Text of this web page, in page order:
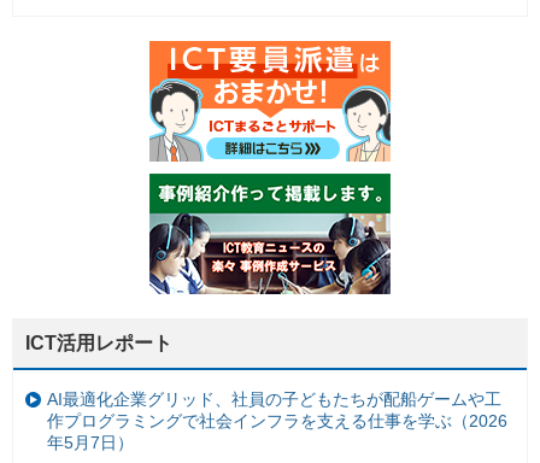
ICT活用レポート
AI最適化企業グリッド、社員の子どもたちが配船ゲームや工
作プログラミングで社会インフラを支える仕事を学ぶ（2026
年5月7日）